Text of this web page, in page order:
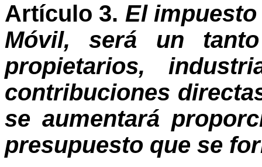
Artículo 3. El
Móvil, será un
propietarios,
contribuciones
se aumentará
presupuesto que se